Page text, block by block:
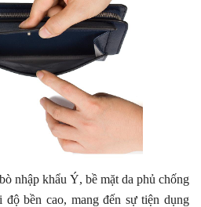
nhập khẩu Ý, bề mặt da phủ chống
bền cao, mang đến sự tiện dụng